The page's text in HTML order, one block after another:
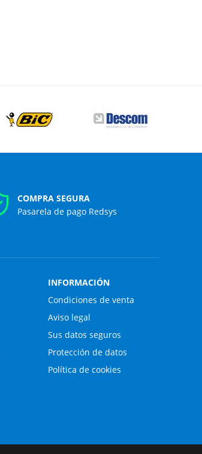
COMPRA SEGURA
Pasarela de pago Redsys
INFORMACIÓN
Condiciones de venta
Aviso legal
Sus datos seguros
Protección de datos
Política de cookies